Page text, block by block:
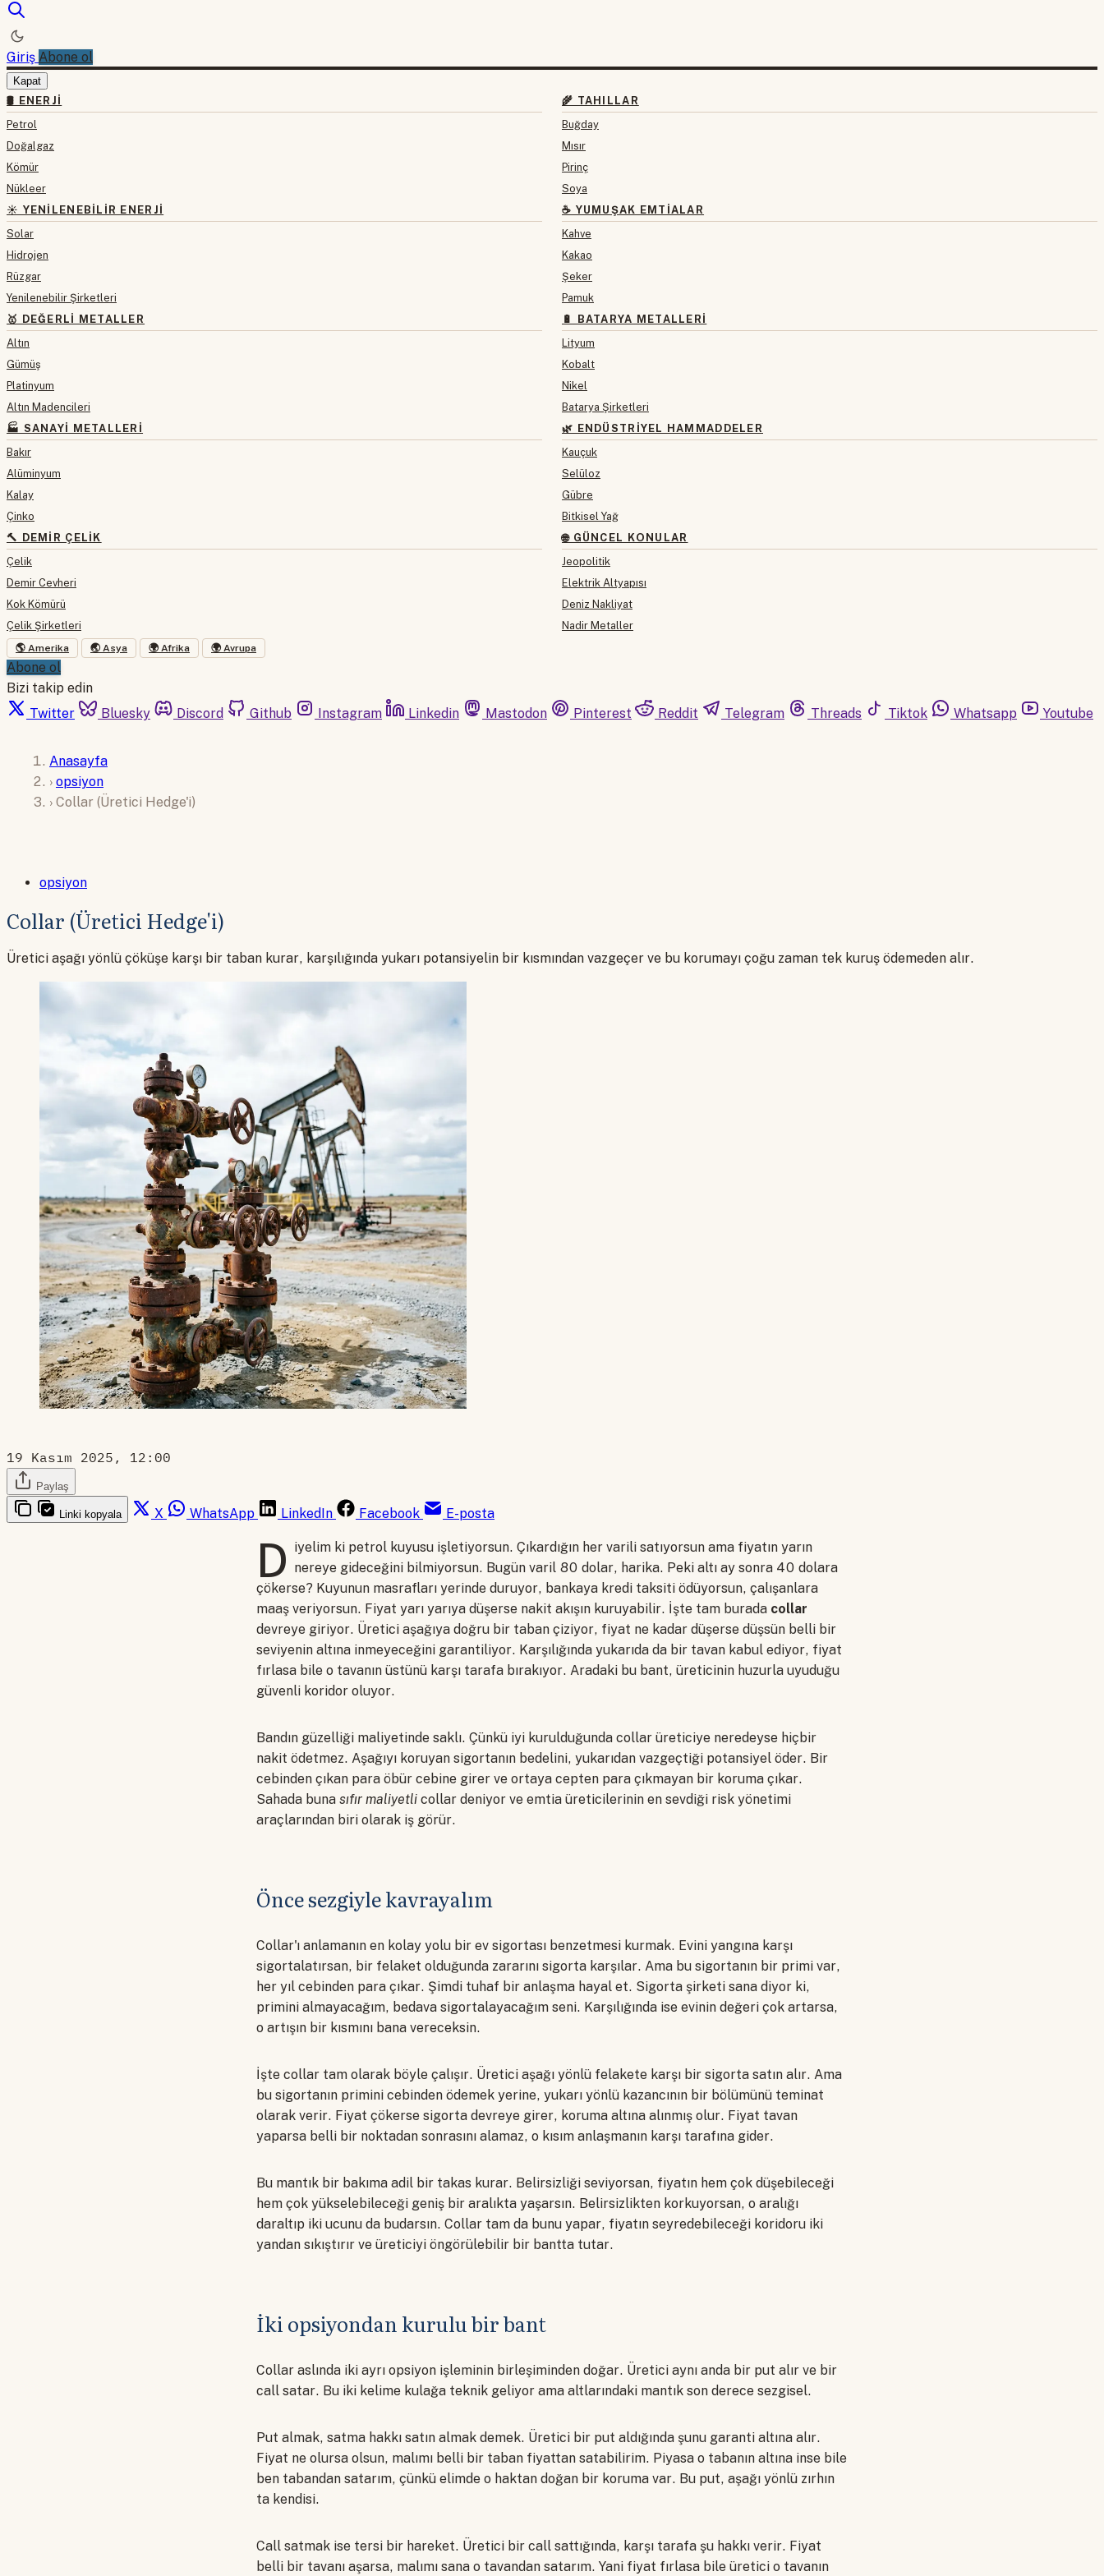
Giriş Abone ol
Kapat
🛢 ENERJI
Petrol
Doğalgaz
Kömür
Nükleer
☀️ YENILENEBILIR ENERJI
Solar
Hidrojen
Rüzgar
Yenilenebilir Şirketleri
🥇 DEĞERLI METALLER
Altın
Gümüş
Platinyum
Altın Madencileri
🏭 SANAYI METALLERI
Bakır
Alüminyum
Kalay
Çinko
🔨 DEMIR ÇELIK
Çelik
Demir Cevheri
Kok Kömürü
Çelik Şirketleri
🌾 TAHILLAR
Buğday
Mısır
Pirinç
Soya
☕ YUMUŞAK EMTIALAR
Kahve
Kakao
Şeker
Pamuk
🔋 BATARYA METALLERI
Lityum
Kobalt
Nikel
Batarya Şirketleri
🌿 ENDÜSTRIYEL HAMMADDELER
Kauçuk
Selüloz
Gübre
Bitkisel Yağ
🌐 GÜNCEL KONULAR
Jeopolitik
Elektrik Altyapısı
Deniz Nakliyat
Nadir Metaller
🌎 Amerika 🌏 Asya 🌍 Afrika 🌍 Avrupa
Abone ol
Bizi takip edin
Twitter
Bluesky Discord Github Instagram Linkedin Mastodon Pinterest Reddit Telegram Threads Tiktok Whatsapp Youtube
Anasayfa
› opsiyon
› Collar (Üretici Hedge'i)
opsiyon
Collar (Üretici Hedge'i)
Üretici aşağı yönlü çöküşe karşı bir taban kurar, karşılığında yukarı potansiyelin bir kısmından vazgeçer ve bu korumayı çoğu zaman tek kuruş ödemeden alır.
19 Kasım 2025, 12:00
Paylaş
Linki kopyala X WhatsApp LinkedIn Facebook E-posta
D iyelim ki petrol kuyusu işletiyorsun. Çıkardığın her varili satıyorsun ama fiyatın yarın
nereye gideceğini bilmiyorsun. Bugün varil 80 dolar, harika. Peki altı ay sonra 40 dolara
çökerse? Kuyunun masrafları yerinde duruyor, bankaya kredi taksiti ödüyorsun, çalışanlara
maaş veriyorsun. Fiyat yarı yarıya düşerse nakit akışın kuruyabilir. İşte tam burada collar
devreye giriyor. Üretici aşağıya doğru bir taban çiziyor, fiyat ne kadar düşerse düşsün belli bir
seviyenin altına inmeyeceğini garantiliyor. Karşılığında yukarıda da bir tavan kabul ediyor, fiyat
fırlasa bile o tavanın üstünü karşı tarafa bırakıyor. Aradaki bu bant, üreticinin huzurla uyuduğu
güvenli koridor oluyor.
Bandın güzelliği maliyetinde saklı. Çünkü iyi kurulduğunda collar üreticiye neredeyse hiçbir
nakit ödetmez. Aşağıyı koruyan sigortanın bedelini, yukarıdan vazgeçtiği potansiyel öder. Bir
cebinden çıkan para öbür cebine girer ve ortaya cepten para çıkmayan bir koruma çıkar.
Sahada buna sıfır maliyetli collar deniyor ve emtia üreticilerinin en sevdiği risk yönetimi
araçlarından biri olarak iş görür.
Önce sezgiyle kavrayalım
Collar'ı anlamanın en kolay yolu bir ev sigortası benzetmesi kurmak. Evini yangına karşı
sigortalatırsan, bir felaket olduğunda zararını sigorta karşılar. Ama bu sigortanın bir primi var,
her yıl cebinden para çıkar. Şimdi tuhaf bir anlaşma hayal et. Sigorta şirketi sana diyor ki,
primini almayacağım, bedava sigortalayacağım seni. Karşılığında ise evinin değeri çok artarsa,
o artışın bir kısmını bana vereceksin.
İşte collar tam olarak böyle çalışır. Üretici aşağı yönlü felakete karşı bir sigorta satın alır. Ama
bu sigortanın primini cebinden ödemek yerine, yukarı yönlü kazancının bir bölümünü teminat
olarak verir. Fiyat çökerse sigorta devreye girer, koruma altına alınmış olur. Fiyat tavan
yaparsa belli bir noktadan sonrasını alamaz, o kısım anlaşmanın karşı tarafına gider.
Bu mantık bir bakıma adil bir takas kurar. Belirsizliği seviyorsan, fiyatın hem çok düşebileceği
hem çok yükselebileceği geniş bir aralıkta yaşarsın. Belirsizlikten korkuyorsan, o aralığı
daraltıp iki ucunu da budarsın. Collar tam da bunu yapar, fiyatın seyredebileceği koridoru iki
yandan sıkıştırır ve üreticiyi öngörülebilir bir bantta tutar.
İki opsiyondan kurulu bir bant
Collar aslında iki ayrı opsiyon işleminin birleşiminden doğar. Üretici aynı anda bir put alır ve bir
call satar. Bu iki kelime kulağa teknik geliyor ama altlarındaki mantık son derece sezgisel.
Put almak, satma hakkı satın almak demek. Üretici bir put aldığında şunu garanti altına alır.
Fiyat ne olursa olsun, malımı belli bir taban fiyattan satabilirim. Piyasa o tabanın altına inse bile
ben tabandan satarım, çünkü elimde o haktan doğan bir koruma var. Bu put, aşağı yönlü zırhın
ta kendisi.
Call satmak ise tersi bir hareket. Üretici bir call sattığında, karşı tarafa şu hakkı verir. Fiyat
belli bir tavanı aşarsa, malımı sana o tavandan satarım. Yani fiyat fırlasa bile üretici o tavanın